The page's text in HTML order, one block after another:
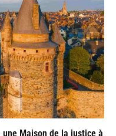
Maison de la justice à